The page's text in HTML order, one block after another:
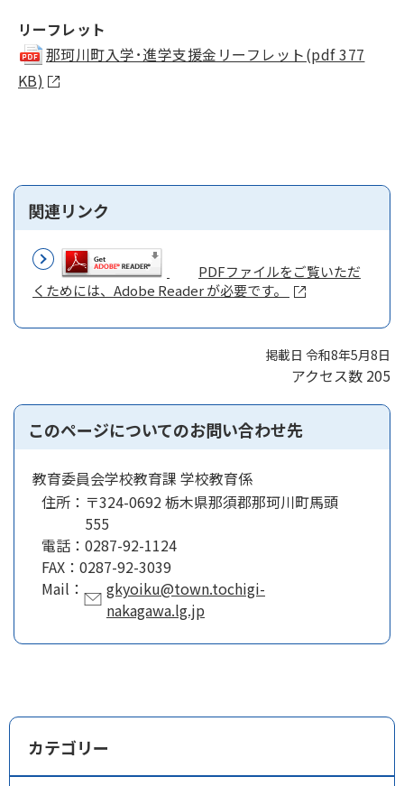
リーフレット
那珂川町入学･進学支援金リーフレット(pdf 377
KB)
関連リンク
PDFファイルをご覧いただ
くためには、Adobe Reader が必要です。
掲載日 令和8年5月8日
アクセス数 205
このページについてのお問い合わせ先
教育委員会学校教育課 学校教育係
住所： 〒324-0692 栃木県那須郡那珂川町馬頭
555
電話： 0287-92-1124
FAX： 0287-92-3039
Mail：
gkyoiku@town.tochigi-
nakagawa.lg.jp
カテゴリー